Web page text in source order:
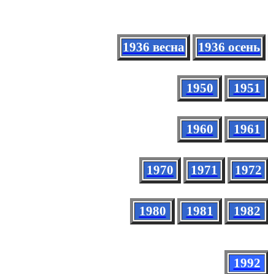
1936 весна 1936 осень
1950 1951
1960 1961
1970 1971 1972
1980 1981 1982
1992